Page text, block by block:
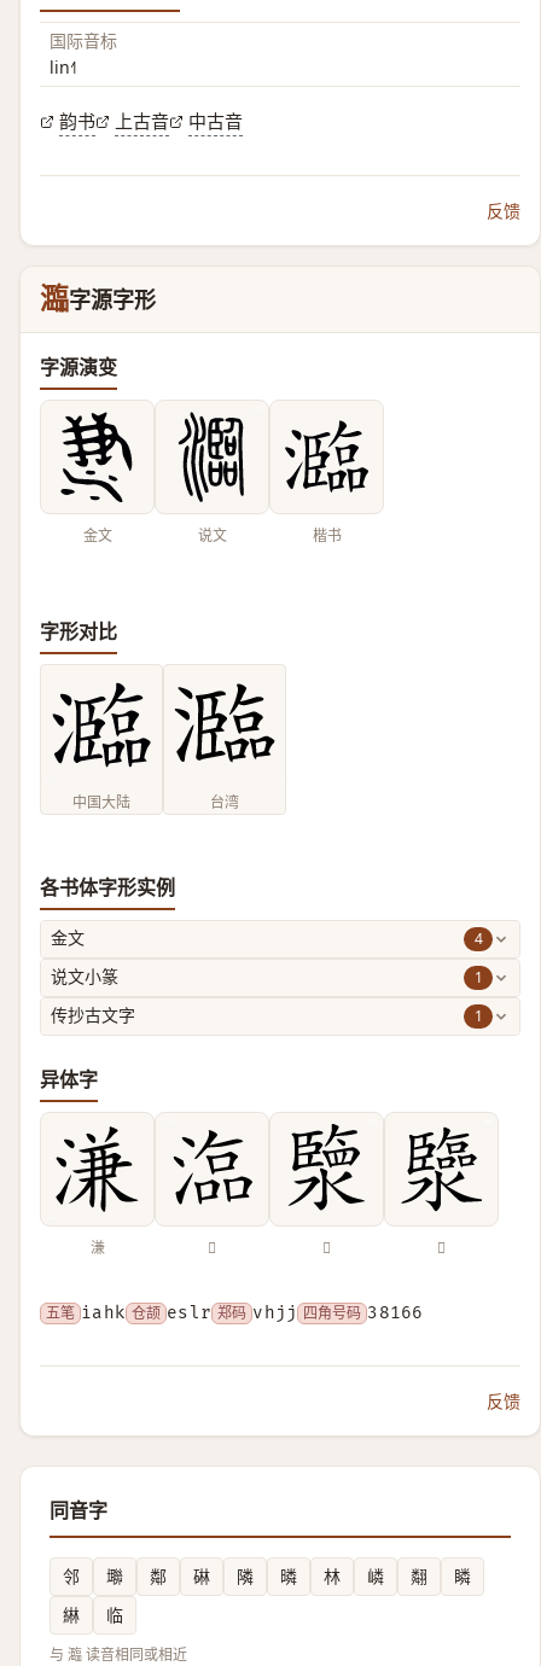
国际音标
lin˧˥
韵书 上古音 中古音
反馈
瀶字源字形
字源演变
金文 说文 楷书
字形对比
中国大陆 台湾
各书体字形实例
金文 4
说文小篆 1
传抄古文字 1
异体字
溓 𣻙 𤀩 𤄈
五笔 iahk 仓颉 eslr 郑码 vhjj 四角号码 38166
反馈
同音字
邻 壣 鄰 碄 隣 暽 林 嶙 翷
瞵
綝
临
与 瀶 读音相同或相近